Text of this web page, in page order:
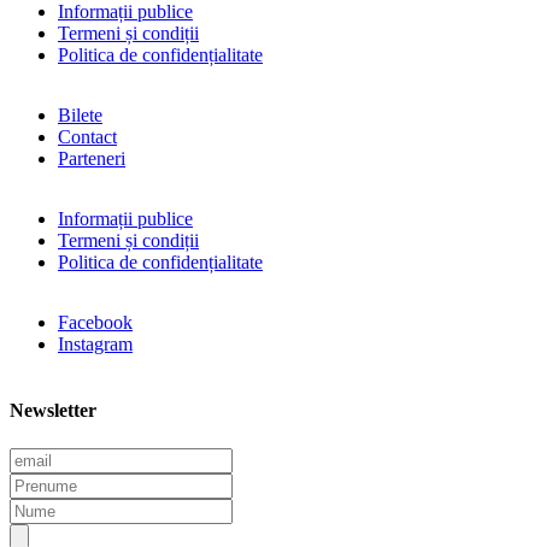
Informații publice
Termeni și condiții
Politica de confidențialitate
Bilete
Contact
Parteneri
Informații publice
Termeni și condiții
Politica de confidențialitate
Facebook
Instagram
Newsletter
E
m
a
i
P
r
e
N
u